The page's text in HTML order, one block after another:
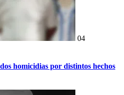
04
homicidias por distintos hechos